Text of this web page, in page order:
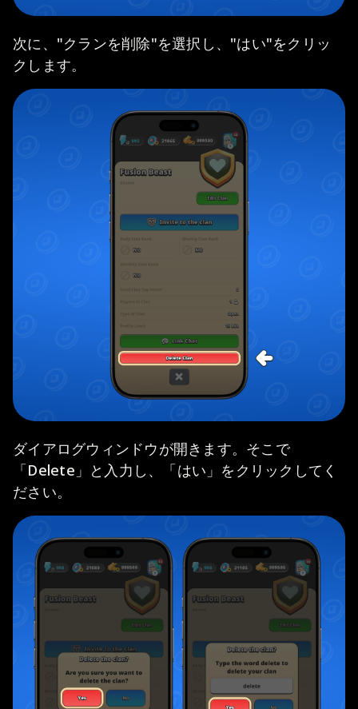
次に、"クランを削除"を選択し、"はい"をクリッ
クします。
ダイアログウィンドウが開きます。そこで
「Delete」と入力し、「はい」をクリックしてく
ださい。